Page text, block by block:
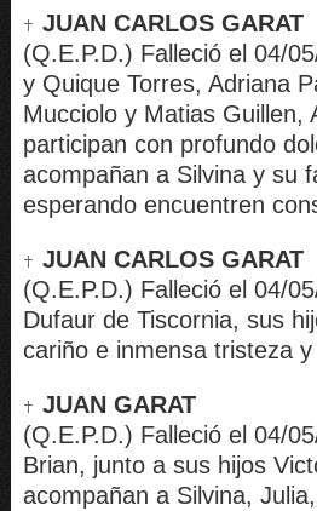
JUAN CARLOS GARAT
(Q.E.P.D.) Falleció el 04/
y Quique Torres, Adriana
Mucciolo y Matias Guillen,
participan con profundo
acompañan a Silvina y su
esperando encuentren
JUAN CARLOS GARAT
(Q.E.P.D.) Falleció el 04/
Dufaur de Tiscornia, sus
cariño e inmensa tristeza
JUAN GARAT
(Q.E.P.D.) Falleció el 04/
Brian, junto a sus hijos
acompañan a Silvina,